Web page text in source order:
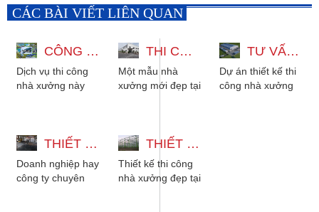
CÁC BÀI VIẾT LIÊN QUAN
CÔNG TY NÀO CHUYÊN THI CÔNG NHÀ XƯỞNG KẾT CẤU THÉP ĐẠT CHUẨN VN ?
Dịch vụ thi công
nhà xưởng này
Bảng...
THI CÔNG NHÀ XƯỞNG 1000M2 TẠI NHƠN TRẠCH ĐỒNG NAI
Một mẫu nhà
xưởng mới đẹp tại
vấn và...
TƯ VẤN THIẾT KẾ THI CÔNG NHÀ XƯỞNG
Dự án thiết kế thi
công nhà xưởng
THIẾT KẾ XÂY NHÀ XƯỞNG QUẬN 12
Doanh nghiệp hay
công ty chuyên
THIẾT KẾ THI CÔNG NHÀ XƯỞNG CÔNG NGHIỆP TẠI LONG AN
Thiết kế thi công
nhà xưởng đẹp tại